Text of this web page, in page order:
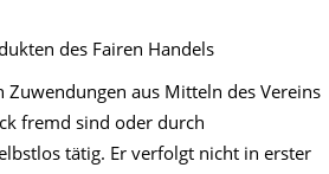
des Fairen Handels
aus Mitteln des Vereins
fremd sind oder durch
tätig. Er verfolgt nicht in erster